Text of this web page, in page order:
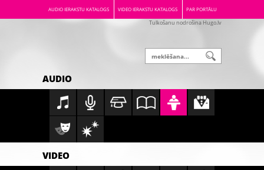
AUDIO IERAKSTU KATALOGS VIDEO IERAKSTU KATALOGS PAR PORTĀLU
Tulkošanu nodrošina Hugo.lv
AUDIO
VIDEO